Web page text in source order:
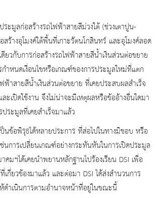
ะมูลก่อสร้างรถไฟฟ้าสายสีม่วงใต้ (ช่วงเตาปูน-
ร้างอุโมงค์ใต้พื้นที่เกาะรัตนโกสินทร์ และอุโมงค์ลอด
ยวกับการก่อสร้างรถไฟฟ้าสายสีน้ำเงินส่วนต่อขยาย
ำหนดเงื่อนไขหรือเกณฑ์ของการประมูลใหม่ที่แตก
ฟ้าสายสีน้ำเงินส่วนต่อขยาย ที่เคยประสบผลสำเร็จ
ะเปิดใช้งาน จึงไม่น่าจะมีเหตุผลหรือข้ออ้างอื่นใดมา
ระมูลที่เคยสำเร็จมาแล้ว
นข้อพิรุธได้หลายประการ ที่ส่อไปในทางมิชอบ หรือ
นการเปลี่ยนเกณฑ์อย่างกระทันหันในการเปิดประมูล
มฯได้เคยนำพยานหลักฐานไปร้องเรียน DSI เพื่อ
เกี่ยวข้องมาแล้ว และต่อมา DSI ได้ส่งสำนวนการ
ดำเนินการตามอำนาจหน้าที่อยู่ในขณะนี้